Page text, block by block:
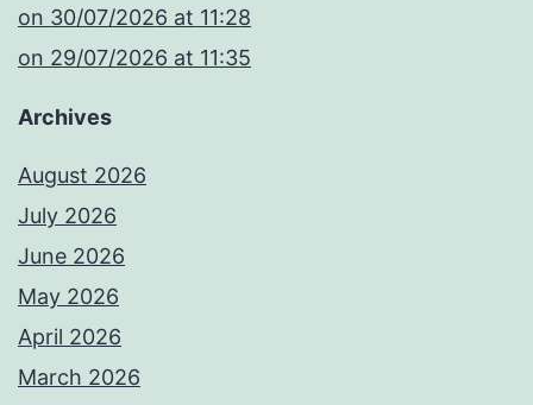
​on 30/07/2026 at 11:28
​on 29/07/2026 at 11:35
Archives
August 2026
July 2026
June 2026
May 2026
April 2026
March 2026